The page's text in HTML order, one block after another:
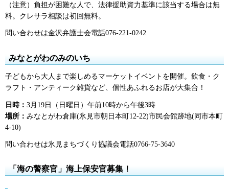
（注意）負担が困難な人で、法律援助資力基準に該当する場合は無
料。クレサラ相談は初回無料。
問い合わせは金沢弁護士会電話076-221-0242
みなとがわのみのいち
子どもから大人まで楽しめるマーケットイベントを開催。飲食・ク
ラフト・アンティーク雑貨など、個性あふれるお店が大集合！
日時： 3月19日（日曜日）午前10時から午後3時
場所： みなとがわ倉庫(氷見市朝日本町12-22)市民会館跡地(同市本町
4-10)
問い合わせは氷見まちづくり協議会電話0766-75-3640
「海の警察官」海上保安官募集！